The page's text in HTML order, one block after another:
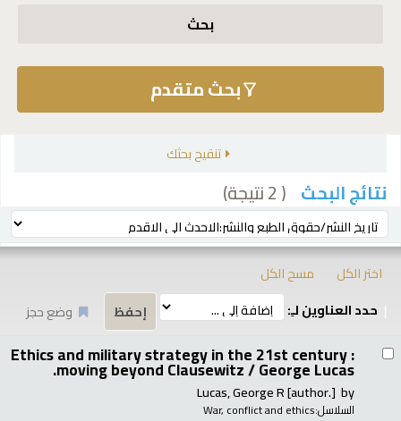
بحث
بحث متقدم
تنقيح بحثك
نتائج البحث ( 2 نتيجة)
ترتيب بواسطة:
اختر الكل
مسح الكل
حدد العناوين لـِ:
وضع حجز
Ethics and military strategy in the 21st century :
moving beyond Clausewitz /George Lucas.
by
Lucas, George R[author.]
السلاسل:War, conflict and ethics